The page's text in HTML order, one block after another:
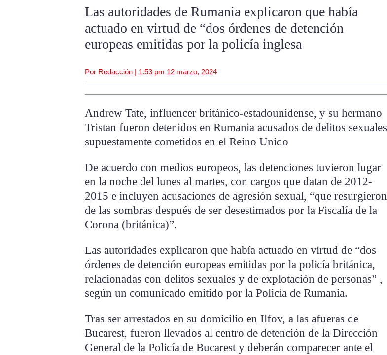
Las autoridades de Rumania explicaron que había
actuado en virtud de “dos órdenes de detención
europeas emitidas por la policía inglesa
Por Redacción | 1:53 pm 12 marzo, 2024
Andrew Tate, influencer británico-estadounidense, y su hermano
Tristan fueron detenidos en Rumania acusados de delitos sexuales
supuestamente cometidos en el Reino Unido
De acuerdo con medios europeos, las detenciones tuvieron lugar
en la noche del lunes al martes, con cargos que datan de 2012-
2015 e incluyen acusaciones de agresión sexual, “que resurgieron
de las sombras después de ser desestimados por la Fiscalía de la
Corona (británica)”.
Las autoridades explicaron que había actuado en virtud de “dos
órdenes de detención europeas emitidas por la policía británica,
relacionadas con delitos sexuales y de explotación de personas” ,
según un comunicado emitido por la Policía de Rumania.
Tras ser arrestados en su domicilio en Ilfov, a las afueras de
Bucarest, fueron llevados al centro de detención de la Dirección
General de la Policía de Bucarest y deberán comparecer ante el